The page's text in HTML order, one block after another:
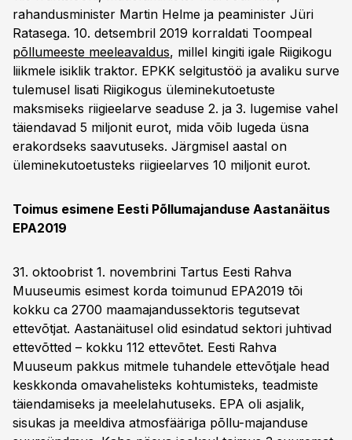
rahandusminister Martin Helme ja peaminister Jüri
Ratasega. 10. detsembril 2019 korraldati Toompeal
põllumeeste meeleavaldus, millel kingiti igale Riigikogu
liikmele isiklik traktor. EPKK selgitustöö ja avaliku surve
tulemusel lisati Riigikogus üleminekutoetuste
maksmiseks riigieelarve seaduse 2. ja 3. lugemise vahel
täiendavad 5 miljonit eurot, mida võib lugeda üsna
erakordseks saavutuseks. Järgmisel aastal on
üleminekutoetusteks riigieelarves 10 miljonit eurot.
Toimus esimene Eesti Põllumajanduse Aastanäitus
EPA2019
31. oktoobrist 1. novembrini Tartus Eesti Rahva
Muuseumis esimest korda toimunud EPA2019 tõi
kokku ca 2700 maamajandussektoris tegutsevat
ettevõtjat. Aastanäitusel olid esindatud sektori juhtivad
ettevõtted – kokku 112 ettevõtet. Eesti Rahva
Muuseum pakkus mitmele tuhandele ettevõtjale head
keskkonda omavahelisteks kohtumisteks, teadmiste
täiendamiseks ja meelelahutuseks. EPA oli asjalik,
sisukas ja meeldiva atmosfääriga põllu-majanduse